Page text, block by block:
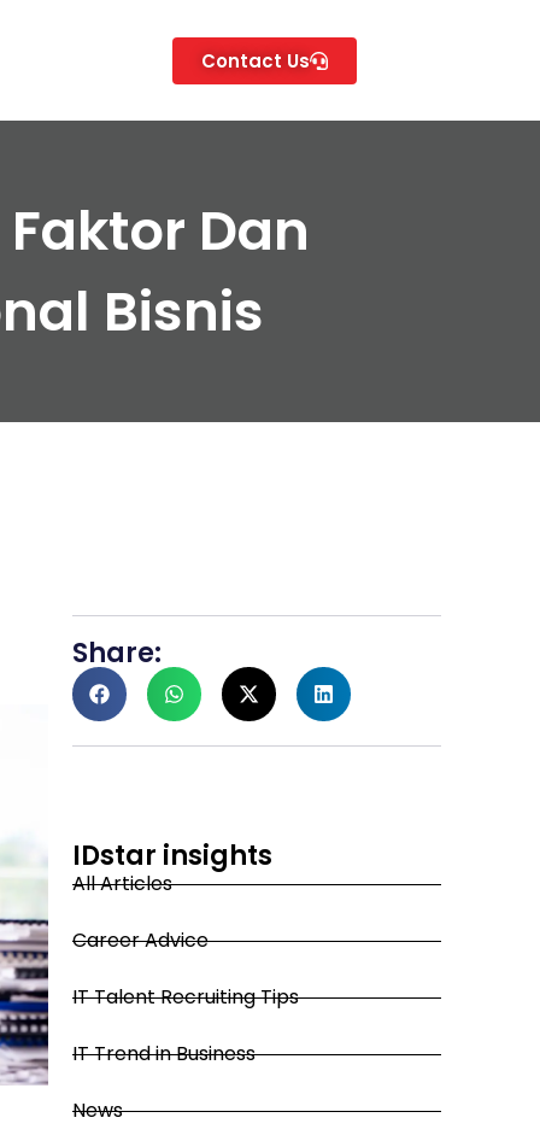
Contact Us
Dan
Bisnis
Share:
IDstar insights
All Articles
Career Advice
IT Talent Recruiting Tips
IT Trend in Business
News